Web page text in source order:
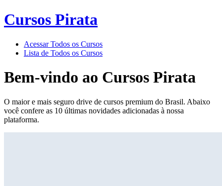
Cursos Pirata
Acessar Todos os Cursos
Lista de Todos os Cursos
Bem-vindo ao Cursos Pirata
O maior e mais seguro drive de cursos premium do Brasil. Abaixo
você confere as 10 últimas novidades adicionadas à nossa
plataforma.